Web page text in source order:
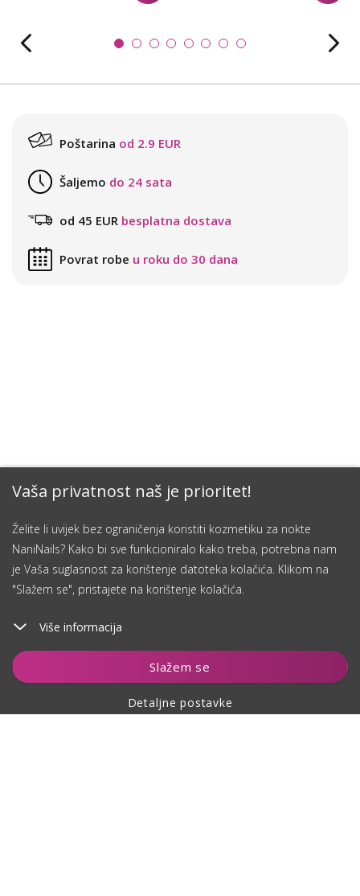
Vaša privatnost naš je prioritet!
Želite li uvijek bez ograničenja koristiti kozmetiku za nokte
NaniNails? Kako bi sve funkcioniralo kako treba, potrebna nam
je Vaša suglasnost za korištenje datoteka kolačića. Klikom na
"Slažem se", pristajete na korištenje kolačića.
Više informacija
Slažem se
Detaljne postavke
Čuvaj
Poštarina od 2.9 EUR
Šaljemo do 24 sata
od 45 EUR besplatna dostava
Povrat robe u roku do 30 dana